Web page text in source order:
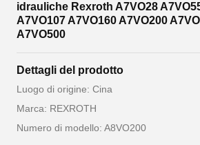
idrauliche Rexroth A7VO28
A7VO107 A7VO160 A7VO200
A7VO500
Dettagli del prodotto
Luogo di origine: Cina
Marca: REXROTH
Numero di modello: A8VO200